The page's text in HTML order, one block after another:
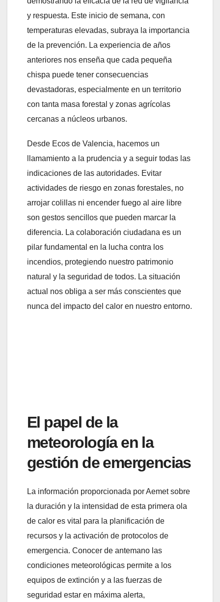
y respuesta. Este inicio de semana, con
temperaturas elevadas, subraya la importancia
de la prevención. La experiencia de años
anteriores nos enseña que cada pequeña
chispa puede tener consecuencias
devastadoras, especialmente en un territorio
con tanta masa forestal y zonas agrícolas
cercanas a núcleos urbanos.
Desde Ecos de Valencia, hacemos un
llamamiento a la prudencia y a seguir todas las
indicaciones de las autoridades. Evitar
actividades de riesgo en zonas forestales, no
arrojar colillas ni encender fuego al aire libre
son gestos sencillos que pueden marcar la
diferencia. La colaboración ciudadana es un
pilar fundamental en la lucha contra los
incendios, protegiendo nuestro patrimonio
natural y la seguridad de todos. La situación
actual nos obliga a ser más conscientes que
nunca del impacto del calor en nuestro entorno.
El papel de la
meteorología en la
gestión de emergencias
La información proporcionada por Aemet sobre
la duración y la intensidad de esta primera ola
de calor es vital para la planificación de
recursos y la activación de protocolos de
emergencia. Conocer de antemano las
condiciones meteorológicas permite a los
equipos de extinción y a las fuerzas de
seguridad estar en máxima alerta,